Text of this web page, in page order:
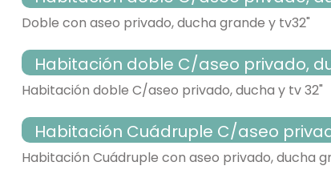
WC,
lavabo,
TV,
Calefacción,
- habitación con aseo. Incluye:
habitación de matrimonio
- cama de matrimonio (150x190 cm.)
- habitación con aseo. Incluye:
Doble con aseo privado, ducha grande y tv32"
habitación doble
- cama individual = 2 (90x190 cm.)
TV,
Calefacción,
Habitación doble C/aseo privado,
Habitación doble C/aseo privado, ducha y tv 32"
habitación doble
Habitación Cuádruple C/aseo
Habitación Cuádruple con aseo privado, ducha